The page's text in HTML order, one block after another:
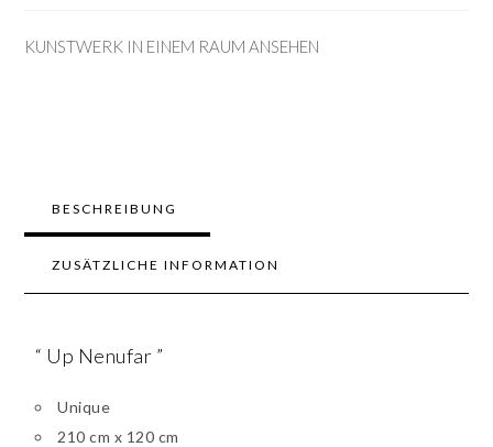
KUNSTWERK IN EINEM RAUM ANSEHEN
BESCHREIBUNG
ZUSÄTZLICHE INFORMATION
“ Up Nenufar ”
Unique
210 cm x 120 cm